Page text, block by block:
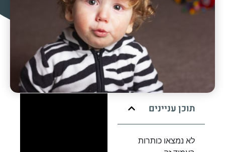
תוכן עניינים
לא נמצאו כותרות